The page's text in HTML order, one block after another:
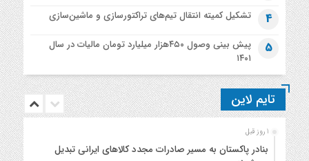
4 تشکیل کمیته انتقال تیم‌های تراکتورسازی و ماشین‌سازی
5
پیش بینی وصول ۴۵۰هزار میلیارد تومان مالیات در سال
۱۴۰۱
تایم لاین
1 روز قبل
بنادر پاکستان به مسیر صادرات مجدد کالاهای ایرانی تبدیل